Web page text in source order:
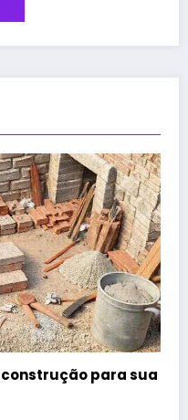
Projeto